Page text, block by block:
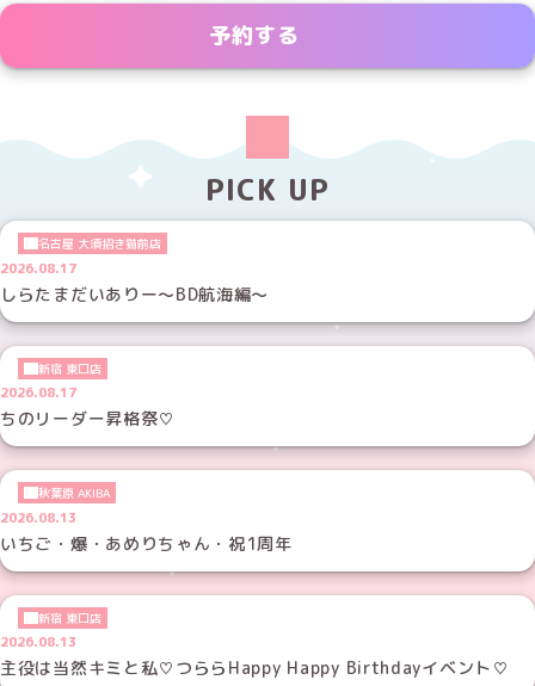
予約する
PICK UP
名古屋 大須招き猫前店
2026.08.17
しらたまだいありー～BD航海編～
新宿 東口店
2026.08.17
ちのリーダー昇格祭♡
秋葉原 AKIBA
2026.08.13
いちご・爆・あめりちゃん・祝1周年
新宿 東口店
2026.08.13
主役は当然キミと私♡つららHappy Happy Birthdayイベント♡